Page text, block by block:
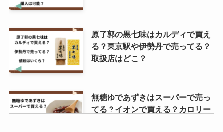
原了郭の黒七味はカルディで買え
る？東京駅や伊勢丹で売ってる？
取扱店はどこ？
無糖ゆであずきはスーパーで売っ
てる？イオンで買える？カロリー